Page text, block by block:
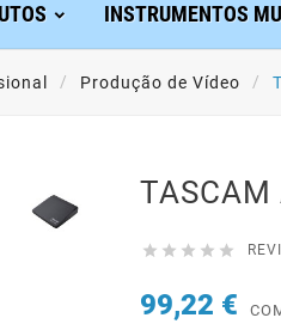
INSTRUMENTOS
Produção de Vídeo
TASCAM
    
99,22 €